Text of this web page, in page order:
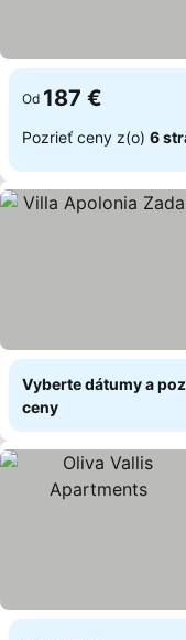
Od 187 €
Pozrieť ceny z(o) 6
Vyberte dátumy a
ceny